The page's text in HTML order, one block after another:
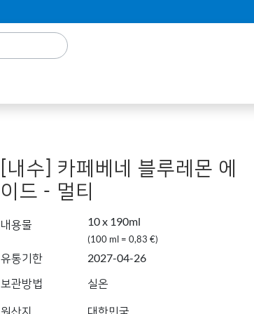
[내수] 카페베네 블루레몬 에
이드 - 멀티
내용물 10 x 190ml
(100 ml = 0,83 €)
유통기한
2027-04-26
보관방법
실온
원산지 대한민국